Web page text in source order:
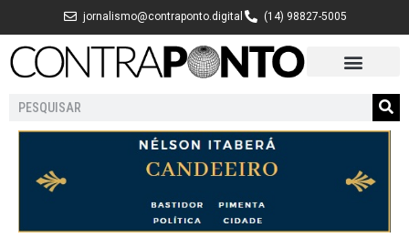
para
jornalismo@contraponto.digital (14) 98827-5005
Pesquisar